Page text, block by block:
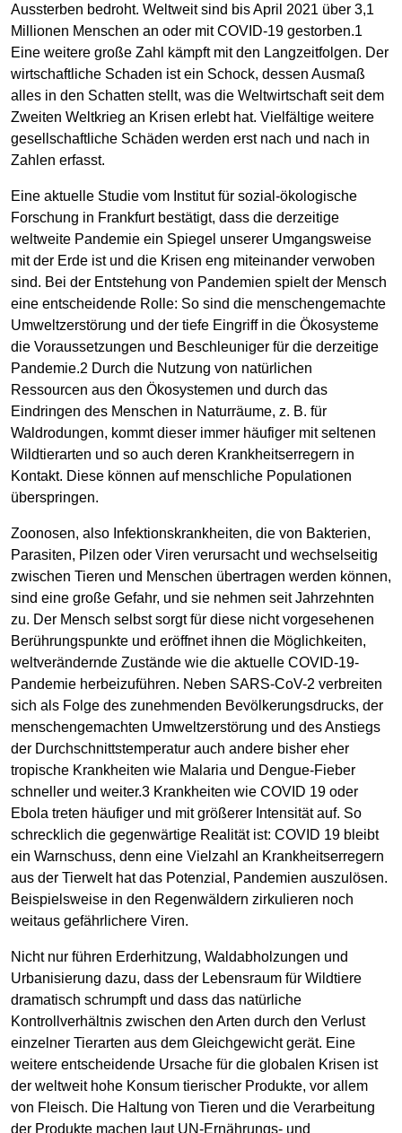
Aussterben bedroht. Weltweit sind bis April 2021 über 3,1
Millionen Menschen an oder mit COVID-19 gestorben.1
Eine weitere große Zahl kämpft mit den Langzeitfolgen. Der
wirtschaftliche Schaden ist ein Schock, dessen Ausmaß
alles in den Schatten stellt, was die Weltwirtschaft seit dem
Zweiten Weltkrieg an Krisen erlebt hat. Vielfältige weitere
gesellschaftliche Schäden werden erst nach und nach in
Zahlen erfasst.
Eine aktuelle Studie vom Institut für sozial-ökologische
Forschung in Frankfurt bestätigt, dass die derzeitige
weltweite Pandemie ein Spiegel unserer Umgangsweise
mit der Erde ist und die Krisen eng miteinander verwoben
sind. Bei der Entstehung von Pandemien spielt der Mensch
eine entscheidende Rolle: So sind die menschengemachte
Umweltzerstörung und der tiefe Eingriff in die Ökosysteme
die Voraussetzungen und Beschleuniger für die derzeitige
Pandemie.2 Durch die Nutzung von natürlichen
Ressourcen aus den Ökosystemen und durch das
Eindringen des Menschen in Naturräume, z. B. für
Waldrodungen, kommt dieser immer häufiger mit seltenen
Wildtierarten und so auch deren Krankheitserregern in
Kontakt. Diese können auf menschliche Populationen
überspringen.
Zoonosen, also Infektionskrankheiten, die von Bakterien,
Parasiten, Pilzen oder Viren verursacht und wechselseitig
zwischen Tieren und Menschen übertragen werden können,
sind eine große Gefahr, und sie nehmen seit Jahrzehnten
zu. Der Mensch selbst sorgt für diese nicht vorgesehenen
Berührungspunkte und eröffnet ihnen die Möglichkeiten,
weltverändernde Zustände wie die aktuelle COVID-19-
Pandemie herbeizuführen. Neben SARS-CoV-2 verbreiten
sich als Folge des zunehmenden Bevölkerungsdrucks, der
menschengemachten Umweltzerstörung und des Anstiegs
der Durchschnittstemperatur auch andere bisher eher
tropische Krankheiten wie Malaria und Dengue-Fieber
schneller und weiter.3 Krankheiten wie COVID 19 oder
Ebola treten häufiger und mit größerer Intensität auf. So
schrecklich die gegenwärtige Realität ist: COVID 19 bleibt
ein Warnschuss, denn eine Vielzahl an Krankheitserregern
aus der Tierwelt hat das Potenzial, Pandemien auszulösen.
Beispielsweise in den Regenwäldern zirkulieren noch
weitaus gefährlichere Viren.
Nicht nur führen Erderhitzung, Waldabholzungen und
Urbanisierung dazu, dass der Lebensraum für Wildtiere
dramatisch schrumpft und dass das natürliche
Kontrollverhältnis zwischen den Arten durch den Verlust
einzelner Tierarten aus dem Gleichgewicht gerät. Eine
weitere entscheidende Ursache für die globalen Krisen ist
der weltweit hohe Konsum tierischer Produkte, vor allem
von Fleisch. Die Haltung von Tieren und die Verarbeitung
der Produkte machen laut UN-Ernährungs- und